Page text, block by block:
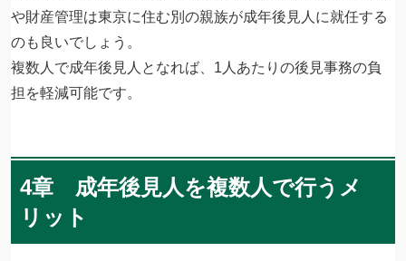
や財産管理は東京に住む別の親族が成年後見人に就任する
のも良いでしょう。
複数人で成年後見人となれば、1人あたりの後見事務の負
担を軽減可能です。
4章 成年後見人を複数人で行うメ
リット